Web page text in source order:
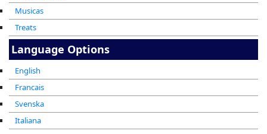
Musicas
Treats
Language Options
English
Francais
Svenska
Italiana